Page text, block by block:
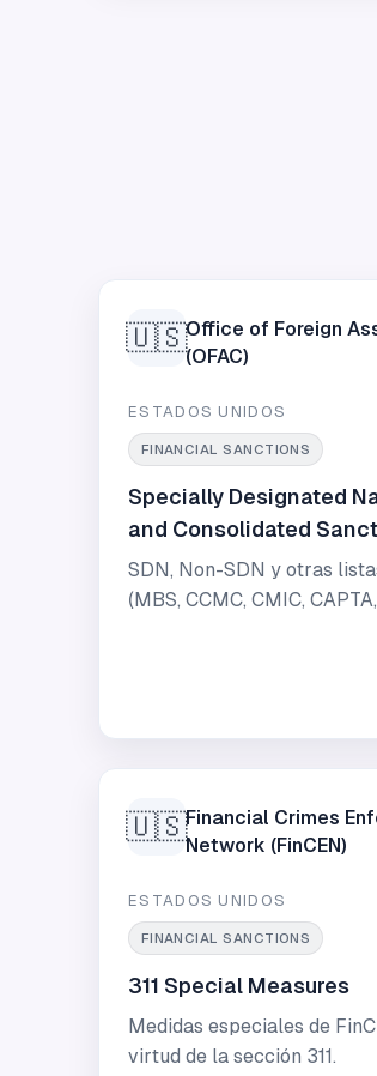
🇺🇸Office of Foreign
(OFAC)
ESTADOS UNIDOS
FINANCIAL SANCTIONS
Specially Designated
and Consolidated
SDN, Non-SDN y otras
(MBS, CCMC, CMIC,
🇺🇸Financial Crimes
Network (FinCEN)
ESTADOS UNIDOS
FINANCIAL SANCTIONS
311 Special Measures
Medidas especiales de
virtud de la sección 311.